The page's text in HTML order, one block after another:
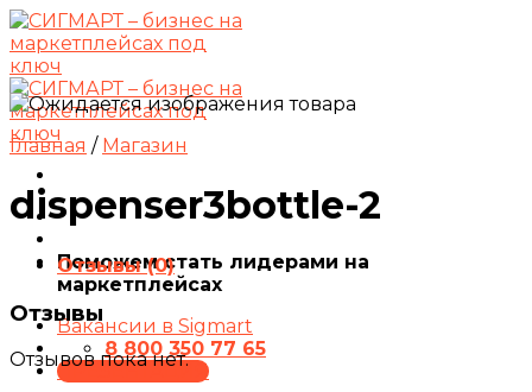
Skip
to
content
Поможем стать лидерами на
маркетплейсах
Вакансии в Sigmart
8 800 350 77 65
ПРЕЗЕНТАЦИЯ
Главная / Магазин
dispenser3bottle-2
Отзывы (0)
Отзывы
Отзывов пока нет.